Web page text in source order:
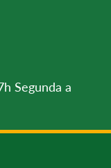
Segunda a